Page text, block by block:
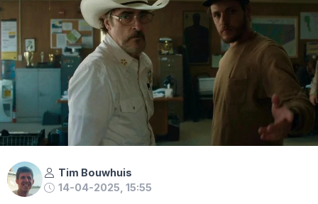
Tim Bouwhuis
14-04-2025, 15:55